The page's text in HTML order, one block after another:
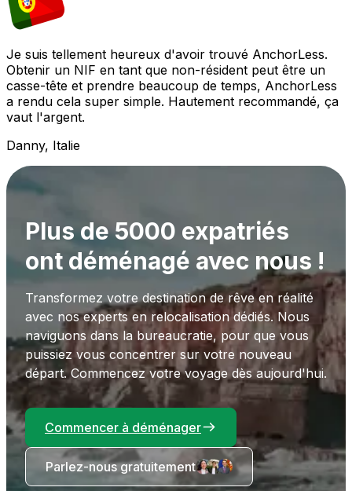
Je suis tellement heureux d'avoir trouvé AnchorLess.
Obtenir un NIF en tant que non-résident peut être un
casse-tête et prendre beaucoup de temps, AnchorLess
a rendu cela super simple. Hautement recommandé, ça
vaut l'argent.
Danny, Italie
Plus de 5000 expatriés
ont déménagé avec nous !
Transformez votre destination de rêve en réalité
avec nos experts en relocalisation dédiés. Nous
naviguons dans la bureaucratie, pour que vous
puissiez vous concentrer sur votre nouveau
départ. Commencez votre voyage dès aujourd'hui.
Commencer à déménager
Parlez-nous gratuitement